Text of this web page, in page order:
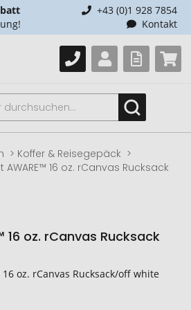
+43 (0)1 928 7854
Kontakt
Koffer & Reisegepäck
AWARE™ 16 oz. rCanvas Rucksack
16 oz. rCanvas Rucksack